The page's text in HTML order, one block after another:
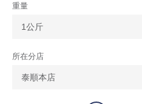
重量
所在分店